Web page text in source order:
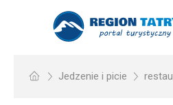
Jedzenie i picie